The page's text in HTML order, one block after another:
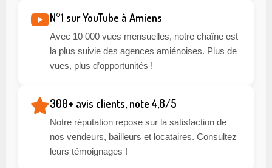
N°1 sur YouTube à Amiens
Avec 10 000 vues mensuelles, notre chaîne est
la plus suivie des agences amiénoises. Plus de
vues, plus d’opportunités !
300+ avis clients, note 4,8/5
Notre réputation repose sur la satisfaction de
nos vendeurs, bailleurs et locataires. Consultez
leurs témoignages !